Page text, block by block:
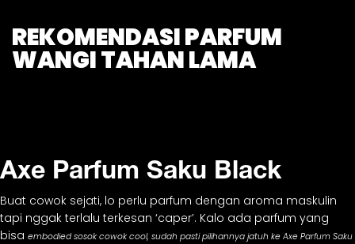
REKOMENDASI PARFUM
WANGI TAHAN LAMA
Axe Parfum Saku Black
Buat cowok sejati, lo perlu parfum dengan aroma maskulin
tapi nggak terlalu terkesan ‘caper’. Kalo ada parfum yang
bisa embodied sosok cowokcool, sudah pasti pilihannya jatuh ke Axe Parfum Saku